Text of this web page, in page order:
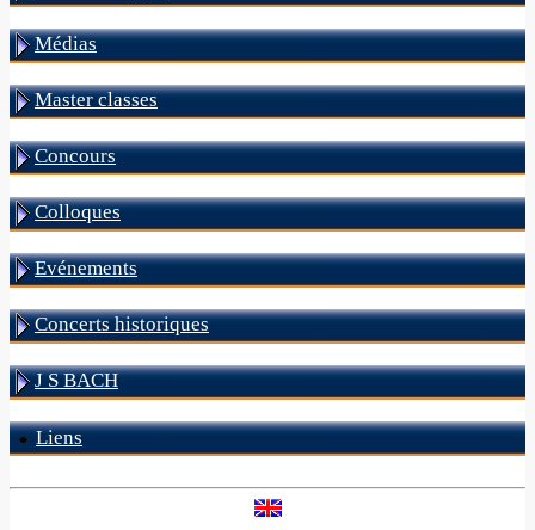
Médias
Master classes
Concours
Colloques
Evénements
Concerts historiques
J S BACH
Liens